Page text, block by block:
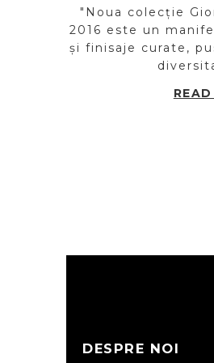
"Noua colecție
2016 este un
și finisaje curate,
DESPRE NOI